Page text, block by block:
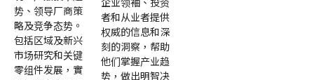
势、领导厂商策
略及竞争态势。
包括区域及新兴
市场研究和关键
零组件发展，實
者和从业者提供
权威的信息和深
刻的洞察，帮助
他们掌握产业趋
势，做出明智决